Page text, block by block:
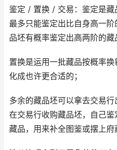
鉴定 / 置换 / 交易：鉴定是
最多只能鉴定出比自身高一
品坯有概率鉴定出高两阶的藏
置换是运用一批藏品按概率
化成也许更合适的；
多余的藏品坯可以拿去交易
在交易行收购藏品坯，自己
藏品，用来补全图鉴或摆上府